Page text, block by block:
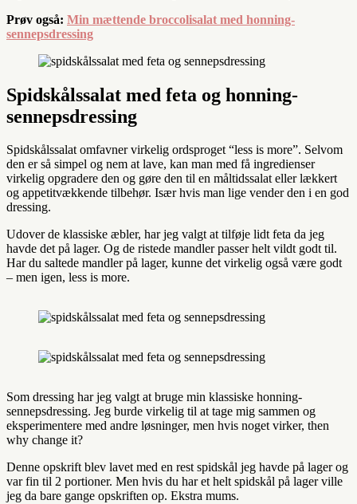
Prøv også: Min mættende broccolisalat med honning-
sennepsdressing
Spidskålssalat med feta og honning-
sennepsdressing
Spidskålssalat omfavner virkelig ordsproget “less is more”. Selvom
den er så simpel og nem at lave, kan man med få ingredienser
virkelig opgradere den og gøre den til en måltidssalat eller lækkert
og appetitvækkende tilbehør. Især hvis man lige vender den i en god
dressing.
Udover de klassiske æbler, har jeg valgt at tilføje lidt feta da jeg
havde det på lager. Og de ristede mandler passer helt vildt godt til.
Har du saltede mandler på lager, kunne det virkelig også være godt
– men igen, less is more.
Som dressing har jeg valgt at bruge min klassiske honning-
sennepsdressing. Jeg burde virkelig til at tage mig sammen og
eksperimentere med andre løsninger, men hvis noget virker, then
why change it?
Denne opskrift blev lavet med en rest spidskål jeg havde på lager og
var fin til 2 portioner. Men hvis du har et helt spidskål på lager ville
jeg da bare gange opskriften op. Ekstra mums.